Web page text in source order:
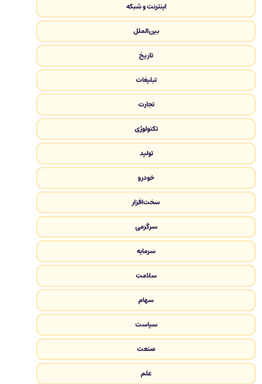
اینترنت و شبکه
بین‌الملل
تاریخ
تبلیغات
تجارت
تکنولوژی
تولید
خودرو
سخت‌افزار
سرگرمی
سرمایه
سلامت
سهام
سیاست
صنعت
علم